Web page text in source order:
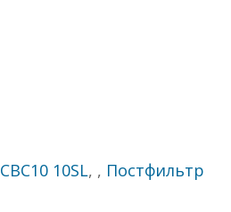
СВС10 10SL, , Постфильтр